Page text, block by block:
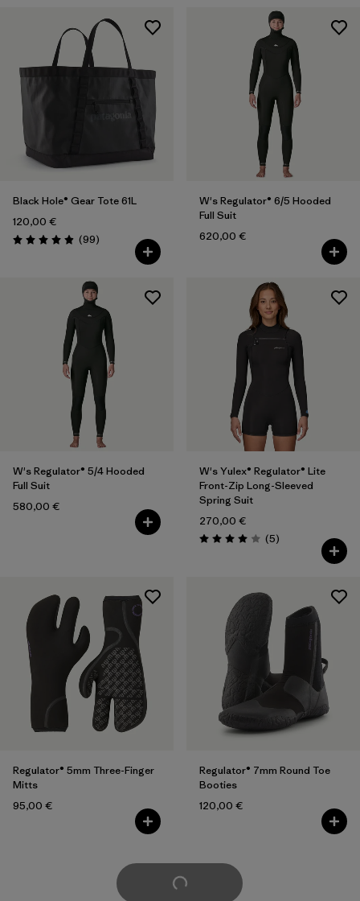
Black Hole® Gear Tote 61L
120,00 €
Bewertung: 4.9 / 5
(99Rezensionen
)
W's Regulator® 6/5 Hooded
Full Suit
620,00 €
W's Regulator® 5/4 Hooded
Full Suit
580,00 €
W's Yulex® Regulator® Lite
Front-Zip Long-Sleeved
Spring Suit
270,00 €
Bewertung: 4.0 / 5
(5Rezensionen
)
Regulator® 5mm Three-Finger
Mitts
95,00 €
Regulator® 7mm Round Toe
Booties
120,00 €
weitere laden